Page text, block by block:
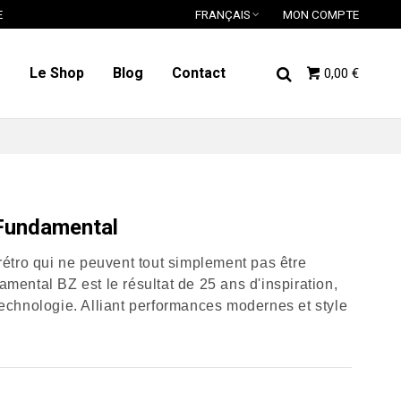
FRANÇAIS MON COMPTE
Le Shop Blog Contact 0,00 €
qui ne peuvent tout simplement pas être
BZ est le résultat de 25 ans d'inspiration,
Alliant performances modernes et style